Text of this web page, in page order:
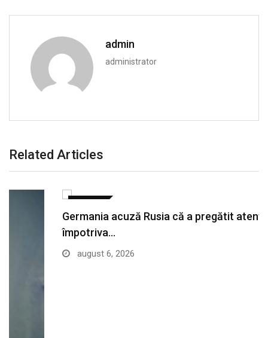
admin
administrator
Related Articles
Germania acuză Rusia că a pregătit atentate
împotriva…
august 6, 2026